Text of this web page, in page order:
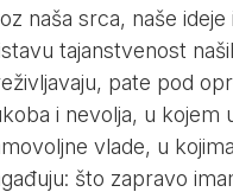
naša srca, naše
tajanstvenost
pate pod
i nevolja, u kojem
vlade, u
što zapravo